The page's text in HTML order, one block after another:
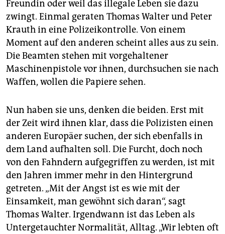
Freundin oder weil das illegale Leben sie dazu
zwingt. Einmal geraten Thomas Walter und Peter
Krauth in eine Polizeikontrolle. Von einem
Moment auf den anderen scheint alles aus zu sein.
Die Beamten stehen mit vorgehaltener
Maschinenpistole vor ihnen, durchsuchen sie nach
Waffen, wollen die Papiere sehen.
Nun haben sie uns, denken die beiden. Erst mit
der Zeit wird ihnen klar, dass die Polizisten einen
anderen Europäer suchen, der sich ebenfalls in
dem Land aufhalten soll. Die Furcht, doch noch
von den Fahndern aufgegriffen zu werden, ist mit
den Jahren immer mehr in den Hintergrund
getreten. „Mit der Angst ist es wie mit der
Einsamkeit, man gewöhnt sich daran“, sagt
Thomas Walter. Irgendwann ist das Leben als
Untergetauchter Normalität, Alltag. „Wir lebten oft